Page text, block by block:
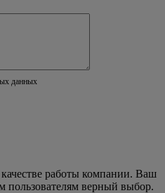
данных
работы компании. Ваш
пользователям верный выбор.